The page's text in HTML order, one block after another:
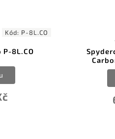
Spyderco Caly 3.5 ZDP189
Carbon fiber C144CFPE